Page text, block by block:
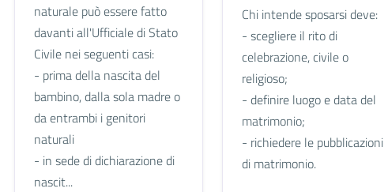
naturale può essere fatto
davanti all'Ufficiale di Stato
Civile nei seguenti casi:
- prima della nascita del
bambino, dalla sola madre o
da entrambi i genitori
naturali
- in sede di dichiarazione di
nascit...
Chi intende sposarsi deve:
- scegliere il rito di
celebrazione, civile o
religioso;
- definire luogo e data del
matrimonio;
- richiedere le pubblicazioni
di matrimonio.